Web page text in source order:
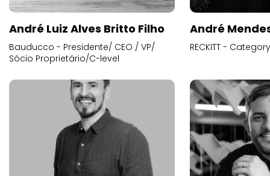
André Luiz Alves Britto Filho
Bauducco - Presidente/ CEO / VP/
Sócio Proprietário/C-level
André
RECKITT -